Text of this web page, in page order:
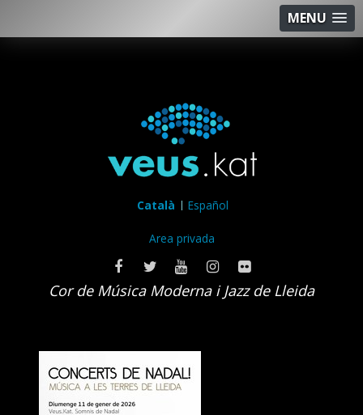
MENU
Català Español
Area privada
Cor de Música Moderna i Jazz de Lleida